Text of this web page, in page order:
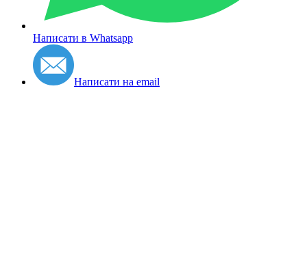
Написати в Whatsapp
Написати на email